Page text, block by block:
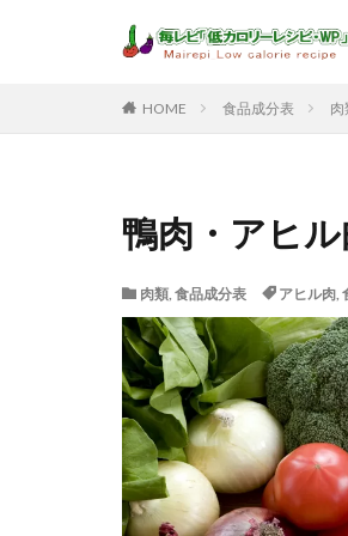
HOME 食品成分表 肉
鴨肉・アヒ
肉類, 食品成分表 アヒル肉,